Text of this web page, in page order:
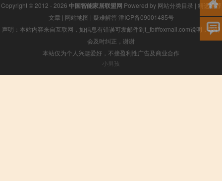
Copyright © 2012 - 2026 中国智能家居联盟网 Powered by 网站分类目录 | 精选推荐
文章 | 网站地图 | 疑难解答 津ICP备09001485号
声明：本站内容来自互联网，如信息有错误可发邮件到f_fb#foxmail.com说明，我们
会及时纠正，谢谢
本站仅为个人兴趣爱好，不接盈利性广告及商业合作
小男孩